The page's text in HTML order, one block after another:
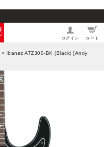
ログイン カート
> Ibanez ATZ300-BK (Black) [Andy